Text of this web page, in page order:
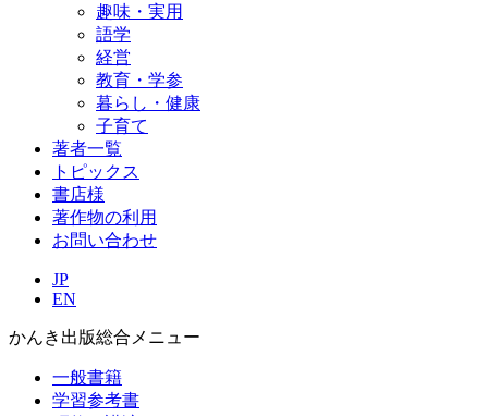
趣味・実用
語学
経営
教育・学参
暮らし・健康
子育て
著者一覧
トピックス
書店様
著作物の利用
お問い合わせ
JP
EN
かんき出版総合メニュー
一般書籍
学習参考書